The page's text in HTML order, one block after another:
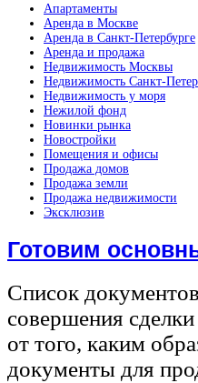
Апартаменты
Аренда в Москве
Аренда в Санкт-Петербурге
Аренда и продажа
Недвижимость Москвы
Недвижимость Санкт-
Недвижимость у моря
Нежилой фонд
Новинки рынка
Новостройки
Помещения и офисы
Продажа домов
Продажа земли
Продажа недвижимости
Эксклюзив
Готовим
Список
совершения
от того, каким
документы для